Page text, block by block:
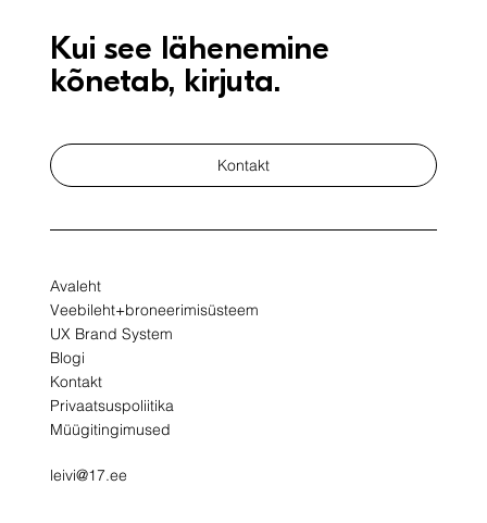
Kui see lähenemine
kõnetab, kirjuta.
Kontakt
leivi@17.ee
Avaleht
Veebileht+broneerimisüsteem
UX Brand System
Blogi
Kontakt
Privaatsuspoliitika
Müügitingimused